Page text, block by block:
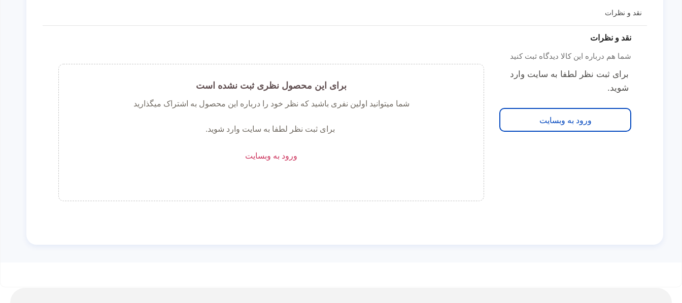
نقد و نظرات
نقد و نظرات
شما هم درباره این کالا دیدگاه ثبت کنید
برای ثبت نظر لطفا به سایت وارد
شوید.
ورود به وبسایت
برای این محصول نظری ثبت نشده است
شما میتوانید اولین نفری باشید که نظر خود را درباره این محصول به اشتراک میگذارید
برای ثبت نظر لطفا به سایت وارد شوید.
ورود به وبسایت